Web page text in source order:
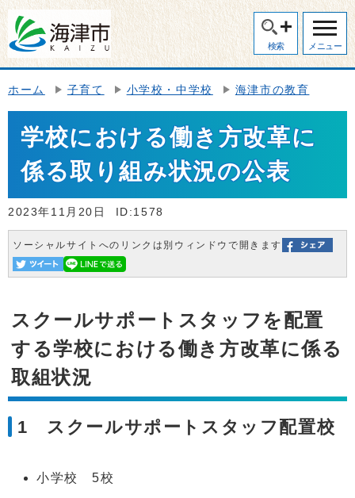
検索 メニュー
ホーム 子育て 小学校・中学校 海津市の教育
学校における働き方改革に
係る取り組み状況の公表
2023年11月20日 ID:1578
ソーシャルサイトへのリンクは別ウィンドウで開きます
スクールサポートスタッフを配置
する学校における働き方改革に係る
取組状況
1 スクールサポートスタッフ配置校
小学校 5校